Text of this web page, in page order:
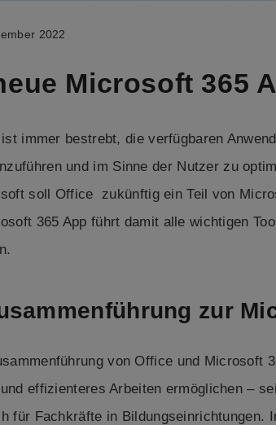
2022
Microsoft 365
immer bestrebt, die verfügbaren
und im Sinne der Nutzer zu
soll Office zukünftig ein Teil von
365 App führt damit alle wichtigen
zur
von Office und Microsoft
effizienteres Arbeiten ermöglichen –
für Fachkräfte in Bildungseinrichtungen.